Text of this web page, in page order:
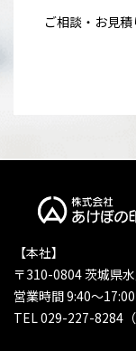
ご相談・お見
【本社】
〒310-0804 茨城県
営業時間 9:40〜
TEL 029-227-8284（